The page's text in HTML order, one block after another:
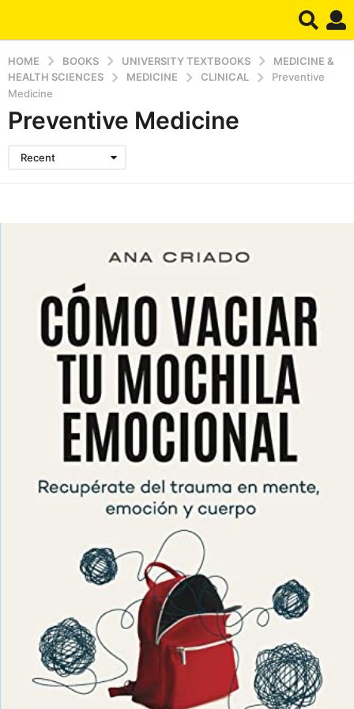
HOME BOOKS UNIVERSITY TEXTBOOKS
MEDICINE &
HEALTH SCIENCES
MEDICINE CLINICAL
Preventive
Medicine
Preventive Medicine
Recent